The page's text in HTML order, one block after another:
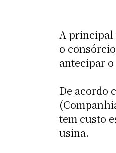
A principal
o
antecipar
De acordo
tem custo
usina.